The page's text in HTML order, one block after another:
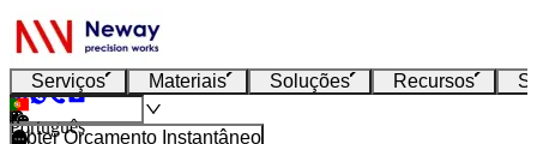
Serviços Materiais Soluções Recursos
Português
Obter Orçamento Instantâneo